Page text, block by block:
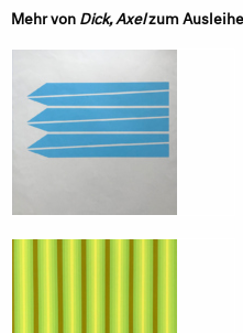
Mehr vonDick, Axelzum